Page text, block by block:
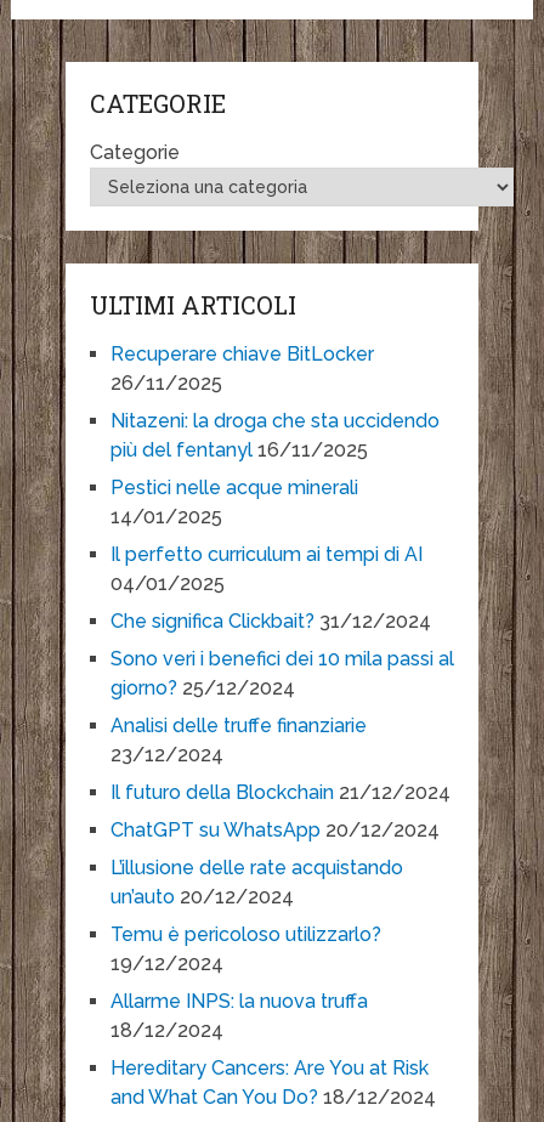
CATEGORIE
Categorie
ULTIMI ARTICOLI
Recuperare chiave BitLocker
26/11/2025
Nitazeni: la droga che sta uccidendo
più del fentanyl 16/11/2025
Pestici nelle acque minerali
14/01/2025
Il perfetto curriculum ai tempi di AI
04/01/2025
Che significa Clickbait? 31/12/2024
Sono veri i benefici dei 10 mila passi al
giorno? 25/12/2024
Analisi delle truffe finanziarie
23/12/2024
Il futuro della Blockchain 21/12/2024
ChatGPT su WhatsApp 20/12/2024
L’illusione delle rate acquistando
un’auto 20/12/2024
Temu è pericoloso utilizzarlo?
19/12/2024
Allarme INPS: la nuova truffa
18/12/2024
Hereditary Cancers: Are You at Risk
and What Can You Do? 18/12/2024